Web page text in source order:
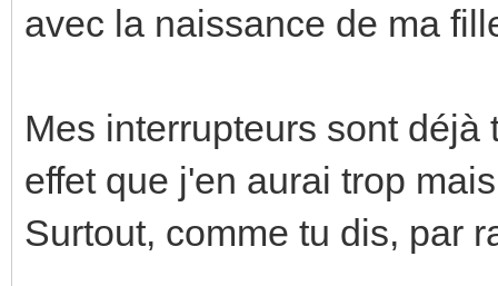
avec la naissance de ma
Mes interrupteurs sont
effet que j'en aurai trop
Surtout, comme tu dis, par